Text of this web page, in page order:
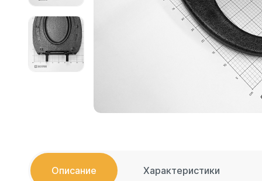
Емкости
Емкости
Емкости
Емкости
Емкости
Емкости
Емкости
Емкости
Описание Характеристики